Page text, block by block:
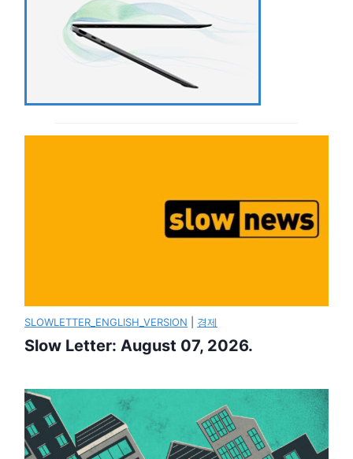
SLOWLETTER_ENGLISH_VERSION 경제
Slow Letter: August 07, 2026.